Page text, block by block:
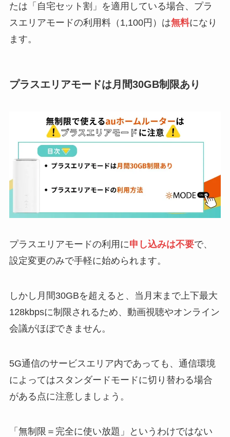
たは「自宅セット割」を適用している場合、プラ
スエリアモードの利用料（1,100円）は無料になり
ます。
プラスエリアモードは月間30GB制限あり
プラスエリアモードの利用に申し込みは不要で、
設定変更のみで手軽に始められます。
しかし月間30GBを超えると、当月末まで上下最大
128kbpsに制限されるため、動画視聴やオンライン
会議がほぼできません。
5G通信のサービスエリア内であっても、通信環境
によってはスタンダードモードに切り替わる場合
がある点に注意しましょう。
「無制限＝完全に使い放題」というわけではない